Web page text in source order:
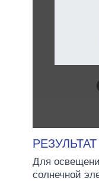
РЕЗУЛЬТАТ
Для
солнечной